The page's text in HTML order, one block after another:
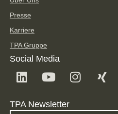
Presse
Karriere
TPA Gruppe
Social Media
TPA Newsletter